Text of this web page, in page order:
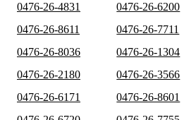
0476-26-4831
0476-26-6200
0476-26-8611
0476-26-7711
0476-26-8036
0476-26-1304
0476-26-2180
0476-26-3566
0476-26-6171
0476-26-8601